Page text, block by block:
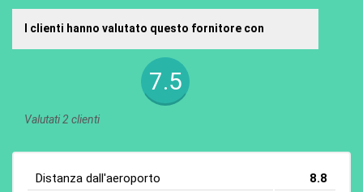
I clienti hanno valutato questo fornitore con
7.5
Valutati 2 clienti
Distanza dall'aeroporto
8.8